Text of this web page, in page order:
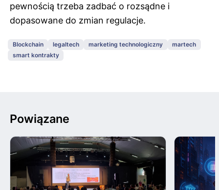
pewnością trzeba zadbać o rozsądne i
dopasowane do zmian regulacje.
Blockchain legaltech marketing technologiczny
martech
smart kontrakty
Powiązane